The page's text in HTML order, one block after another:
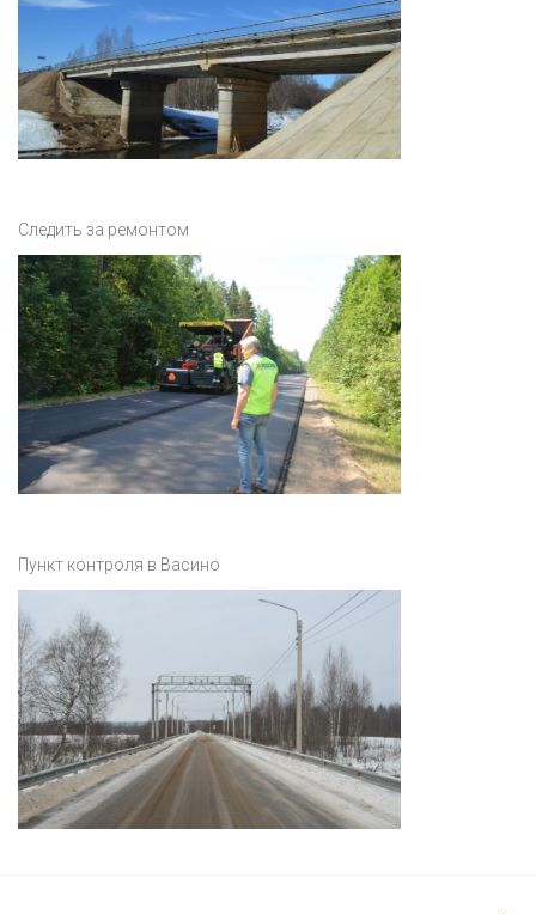
Следить за ремонтом
Пункт контроля в Васино